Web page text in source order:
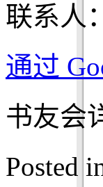
联系人
通过
书友会
Posted